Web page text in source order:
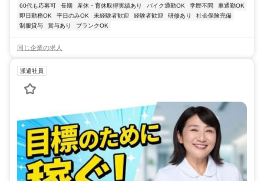
60代も応募可
長期 産休・育休取得実績あり バイク通勤OK 学歴不問
車通勤OK
即日勤務OK
平日のみOK 未経験者歓迎 経験者歓迎 研修あり
社会保険完備
制服貸与
賞与あり ブランクOK
同じ企業の求人
派遣社員